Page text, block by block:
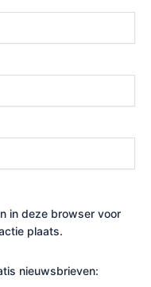
in deze browser voor
plaats.
nieuwsbrieven: